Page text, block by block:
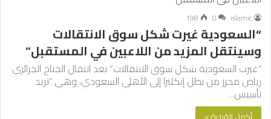
islamic
0
198
“السعودية غيرت شكل سوق الانتقالات
وسينتقل المزيد من اللاعبين في المستقبل”
“غيرت السعودية شكل سوق الانتقالات” بعد انتقال الجناح الجزائري
رياض محرز من بطل إنكلترا إلى الأهلي السعودي، وهي “تريد
تأسيس…